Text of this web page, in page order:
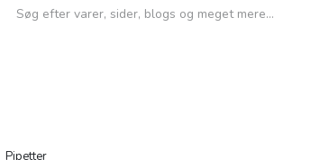
Pipetter